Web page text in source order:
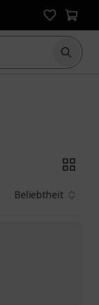
Suche
Beliebtheit